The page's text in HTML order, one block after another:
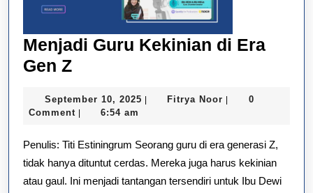
Menjadi Guru Kekinian di Era
Gen ZMenjadi
Kekinian
Era
Gen
September 10, 2025 SeptemberFitrya Noor Fitrya0
Comment
6:54 am
Penulis: Titi Estiningrum Seorang guru di era generasi Z,
tidak hanya dituntut cerdas. Mereka juga harus kekinian
atau gaul. Ini menjadi tantangan tersendiri untuk Ibu Dewi